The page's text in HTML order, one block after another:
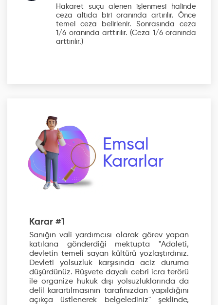
Hakaret suçu alenen işlenmesi halinde
ceza altıda biri oranında artırılır. Önce
temel ceza belirlenir. Sonrasında ceza
1/6 oranında arttırılır. (Ceza 1/6 oranında
arttırılır.)
Emsal
Kararlar
Karar #1
Sanığın vali yardımcısı olarak görev yapan
katılana gönderdiği mektupta "Adaleti,
devletin temeli sayan kültürü yozlaştırdınız.
Devleti yolsuzluk karşısında aciz duruma
düşürdünüz. Rüşvete dayalı cebri icra terörü
ile organize hukuk dışı yolsuzluklarında da
delil karartılmasının tarafınızdan yapıldığını
açıkça üstlenerek belgelediniz" şeklinde,